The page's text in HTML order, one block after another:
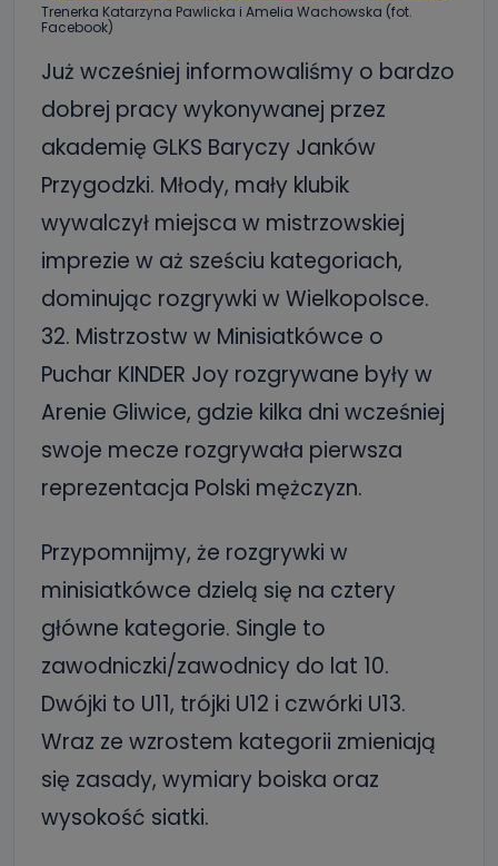
Trenerka Katarzyna Pawlicka i Amelia Wachowska (fot.
Facebook)
Już wcześniej informowaliśmy o bardzo
dobrej pracy wykonywanej przez
akademię GLKS Baryczy Janków
Przygodzki. Młody, mały klubik
wywalczył miejsca w mistrzowskiej
imprezie w aż sześciu kategoriach,
dominując rozgrywki w Wielkopolsce.
32. Mistrzostw w Minisiatkówce o
Puchar KINDER Joy rozgrywane były w
Arenie Gliwice, gdzie kilka dni wcześniej
swoje mecze rozgrywała pierwsza
reprezentacja Polski mężczyzn.
Przypomnijmy, że rozgrywki w
minisiatkówce dzielą się na cztery
główne kategorie. Single to
zawodniczki/zawodnicy do lat 10.
Dwójki to U11, trójki U12 i czwórki U13.
Wraz ze wzrostem kategorii zmieniają
się zasady, wymiary boiska oraz
wysokość siatki.